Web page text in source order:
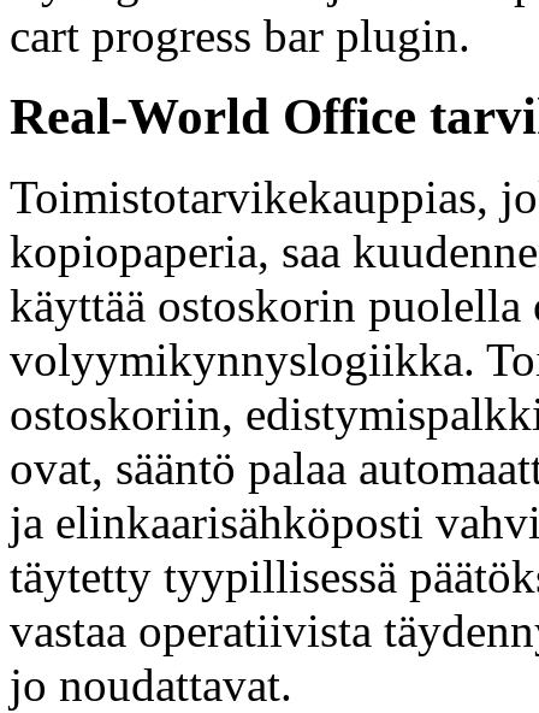
cart progress bar plugin.
Real-World Office
Toimistotarvikekauppias,
kopiopaperia, saa
käyttää ostoskorin puolella
volyymikynnyslogiikka.
ostoskoriin,
ovat, sääntö palaa
ja elinkaarisähköposti
täytetty tyypillisessä
vastaa operatiivista
jo noudattavat.